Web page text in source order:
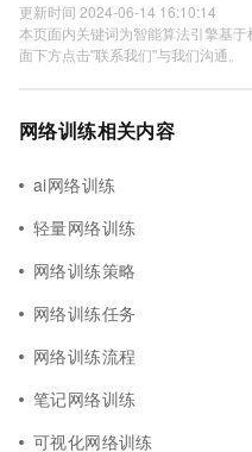
更新时间 2024-06-14 16:10:14
本页面内关键词为智能算法引擎基
面下方点击"联系我们"与我们沟通。
网络训练相关内容
ai网络训练
轻量网络训练
网络训练策略
网络训练任务
网络训练流程
笔记网络训练
可视化网络训练